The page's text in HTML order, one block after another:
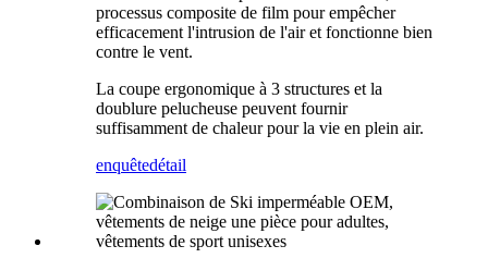
processus composite de film pour empêcher
efficacement l'intrusion de l'air et fonctionne bien
contre le vent.
La coupe ergonomique à 3 structures et la
doublure pelucheuse peuvent fournir
suffisamment de chaleur pour la vie en plein air.
enquêtedétail